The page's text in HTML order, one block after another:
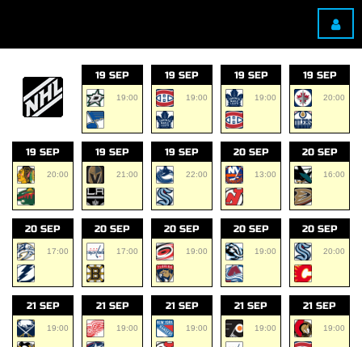
19 SEP
19:00
19 SEP
19:00
19 SEP
19:00
19 SEP
20:00
19 SEP
20:00
19 SEP
21:00
19 SEP
22:00
20 SEP
13:00
20 SEP
16:00
20 SEP
17:00
20 SEP
17:00
20 SEP
19:00
20 SEP
19:00
20 SEP
20:00
21 SEP
19:00
21 SEP
19:00
21 SEP
19:00
21 SEP
19:00
21 SEP
19:00